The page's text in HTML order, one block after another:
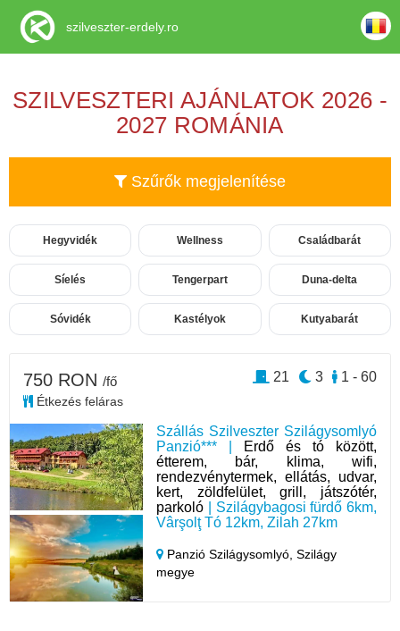
SZILVESZTERI AJÁNLATOK 2026 -
2027 ROMÁNIA
Szűrők megjelenítése
Hegyvidék Wellness Családbarát
Síelés Tengerpart Duna-delta
Sóvidék Kastélyok Kutyabarát
Szállás Szilveszter Szilágysomlyó
Panzió*** |
Erdő és tó között,
étterem, bár, klima, wifi,
rendezvénytermek, ellátás, udvar,
kert, zöldfelület, grill, játszótér,
parkoló | Szilágybagosi fürdő 6km,
Vârşolţ Tó 12km, Zilah 27km
Panzió Szilágysomlyó,Szilágy
megye
750 RON /fő
Étkezés feláras
1 - 60
3
21
szilveszter-erdely.ro